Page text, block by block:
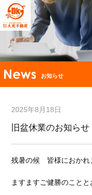
お知らせ
2025年8月18日
旧盆休業のお知らせ
残暑の候 皆様におかれ
ますますご健勝のことと